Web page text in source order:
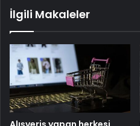
İlgili Makaleler